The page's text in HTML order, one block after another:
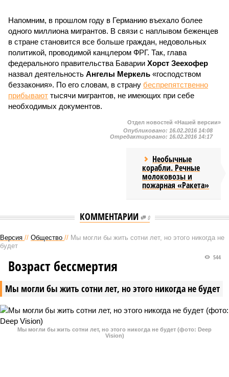
Напомним, в прошлом году в Германию въехало более
одного миллиона мигрантов. В связи с наплывом беженцев
в стране становится все больше граждан, недовольных
политикой, проводимой канцлером ФРГ. Так, глава
федерального правительства Баварии Хорст Зеехофер
назвал деятельность Ангелы Меркель «господством
беззакония». По его словам, в страну беспрепятственно
прибывают тысячи мигрантов, не имеющих при себе
необходимых документов.
Отдел новостей «Нашей версии»
Опубликовано: 16.02.2016 14:08
Отредактировано: 16.02.2016 14:17
Необычные
корабли. Речные
молоковозы и
пожарная «Ракета»
КОММЕНТАРИИ 0
Версия // Общество // Мы могли бы жить сотни лет, но этого никогда не
будет
Мы могли бы жить сотни лет, но этого никогда не будет
544
Возраст бессмертия
Мы могли бы жить сотни лет, но этого никогда не будет (фото: Deep
Vision)